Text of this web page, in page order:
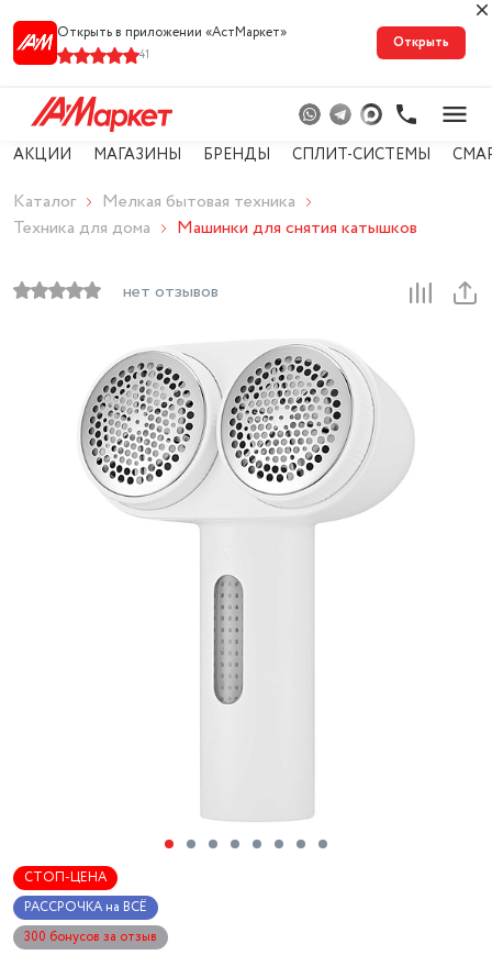
Открыть в приложении «АстМарке‪т‬»
41
Открыть
АКЦИИ МАГАЗИНЫ БРЕНДЫ СПЛИТ-СИСТЕМЫ
Каталог
Мелкая бытовая техника
Техника для дома
Машинки для снятия катышков
нет отзывов
СТОП-ЦЕНА
РАССРОЧКА на ВСЁ
300 бонусов за отзыв